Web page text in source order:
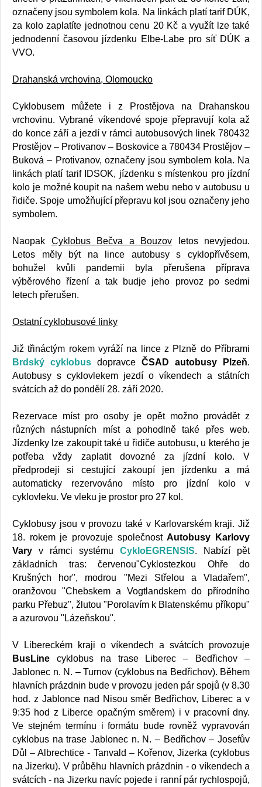
označeny jsou symbolem kola. Na linkách platí tarif DÚK,
za kolo zaplatíte jednotnou cenu 20 Kč a využít lze také
jednodenní časovou jízdenku Elbe-Labe pro síť DÚK a
VVO.
Drahanská vrchovina, Olomoucko
Cyklobusem můžete i z Prostějova na Drahanskou
vrchovinu. Vybrané víkendové spoje přepravují kola až
do konce září a jezdí v rámci autobusových linek 780432
Prostějov – Protivanov – Boskovice a 780434 Prostějov –
Buková – Protivanov, označeny jsou symbolem kola. Na
linkách platí tarif IDSOK, jízdenku s místenkou pro jízdní
kolo je možné koupit na našem webu nebo v autobusu u
řidiče. Spoje umožňující přepravu kol jsou označeny jeho
symbolem.
Naopak Cyklobus Bečva a Bouzov letos nevyjedou.
Letos měly být na lince autobusy s cyklopřívěsem,
bohužel kvůli pandemii byla přerušena příprava
výběrového řízení a tak budje jeho provoz po sedmi
letech přerušen.
Ostatní cyklobusové linky
Již třináctým rokem vyráží na lince z Plzně do Příbrami
Brdský cyklobus dopravce ČSAD autobusy Plzeň.
Autobusy s cyklovlekem jezdí o víkendech a státních
svátcích až do pondělí 28. září 2020.
Rezervace míst pro osoby je opět možno provádět z
různých nástupních míst a pohodlně také přes web.
Jízdenky lze zakoupit také u řidiče autobusu, u kterého je
potřeba vždy zaplatit dovozné za jízdní kolo. V
předprodeji si cestující zakoupí jen jízdenku a má
automaticky rezervováno místo pro jízdní kolo v
cyklovleku. Ve vleku je prostor pro 27 kol.
Cyklobusy jsou v provozu také v Karlovarském kraji. Již
18. rokem je provozuje společnostAutobusy Karlovy
Vary v rámci systému CykloEGRENSIS. Nabízí pět
základních tras: červenou"Cyklostezkou Ohře do
Krušných hor", modrou "Mezi Střelou a Vladařem",
oranžovou "Chebskem a Vogtlandskem do přírodního
parku Přebuz", žlutou "Porolavím k Blatenskému příkopu"
a azurovou "Lázeňskou".
V Libereckém kraji o víkendech a svátcích provozuje
BusLine cyklobus na trase Liberec – Bedřichov –
Jablonec n. N. – Turnov (cyklobus na Bedřichov). Během
hlavních prázdnin bude v provozu jeden pár spojů (v 8.30
hod. z Jablonce nad Nisou směr Bedřichov, Liberec a v
9:35 hod z Liberce opačným směrem) i v pracovní dny.
Ve stejném termínu i formátu bude rovněž vypravován
cyklobus na trase Jablonec n. N. – Bedřichov – Josefův
Důl – Albrechtice - Tanvald – Kořenov, Jizerka (cyklobus
na Jizerku). V průběhu hlavních prázdnin - o víkendech a
svátcích - na Jizerku navíc pojede i ranní pár rychlospojů,